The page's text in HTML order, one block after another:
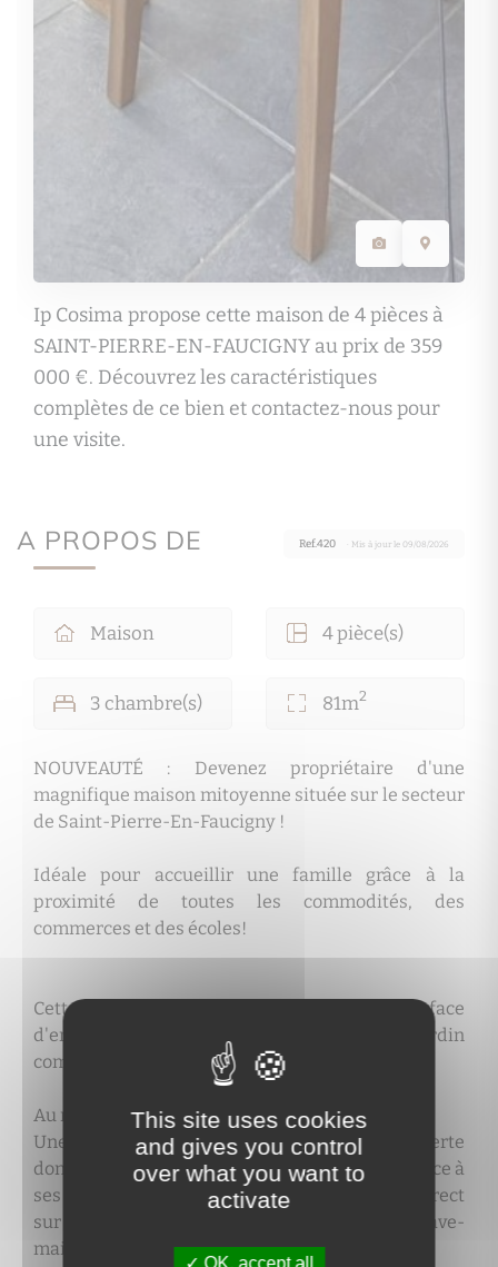
Ip Cosima propose cette maison de 4 pièces à
SAINT-PIERRE-EN-FAUCIGNY au prix de 359
000 €. Découvrez les caractéristiques
complètes de ce bien et contactez-nous pour
une visite.
A PROPOS DE Ref.420 · Mis à jour le 09/08/2026
Maison 4 pièce(s)
3 chambre(s) 81m2
NOUVEAUTÉ : Devenez propriétaire d'une
magnifique maison mitoyenne située sur le secteur
de Saint-Pierre-En-Faucigny !
Idéale pour accueillir une famille grâce à la
proximité de toutes les commodités, des
commerces et des écoles!
Cette construction datant de 2016 d'une surface
d'environ 82 m2 habitables et 70 m2 de jardin
comprend :
Au rez-de-chaussée :
Une entrée avec placard, une cuisine ouverte
donnant sur un séjour spacieux et lumineux grâce à
ses nombreuses baies vitrées, ayant un accès direct
sur la terrasse et le jardin, ainsi qu'un WC avec lave-
mains et de nombreux rangements.
This site uses cookies
and gives you control
over what you want to
activate
OK, accept all